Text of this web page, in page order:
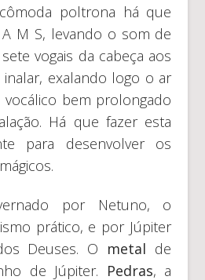
poltrona há que
M S, levando o som de
vogais da cabeça aos
inalar, exalando logo o ar
bem prolongado
Há que fazer esta
para desenvolver os
por Netuno, o
prático, e por Júpiter
Deuses. O metal de
de Júpiter. Pedras, a